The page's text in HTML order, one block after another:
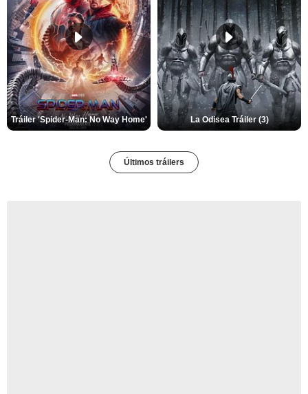
Tráiler 'Spider-Man: No Way Home' La Odisea Tráiler (3)
Últimos tráilers